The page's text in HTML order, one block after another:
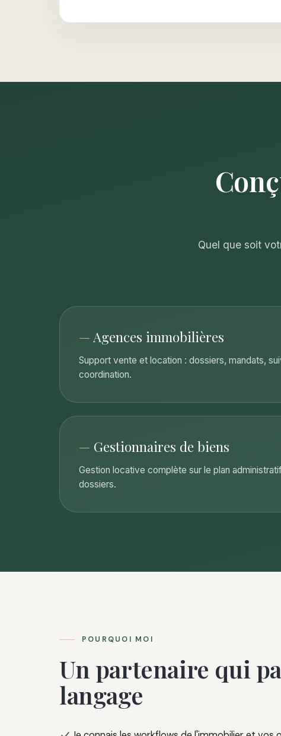
Quel que soit
— Agences immobilières
Support vente et location : dossiers, mandats,
coordination.
— Gestionnaires de biens
Gestion locative complète sur le plan
dossiers.
POURQUOI MOI
Un partenaire qui
langage